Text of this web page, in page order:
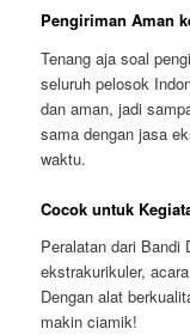
Pengiriman Aman
Tenang aja soal
seluruh pelosok
dan aman, jadi
sama dengan jasa
waktu.
Cocok untuk
Peralatan dari Bandi
ekstrakurikuler,
Dengan alat
makin ciamik!